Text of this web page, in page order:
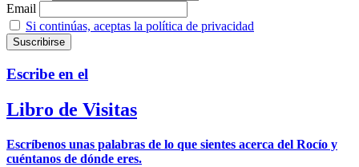
Email
Si continúas, aceptas la política de privacidad
Escribe en el
Libro de Visitas
Escríbenos unas palabras de lo que sientes acerca del Rocío y
cuéntanos de dónde eres.